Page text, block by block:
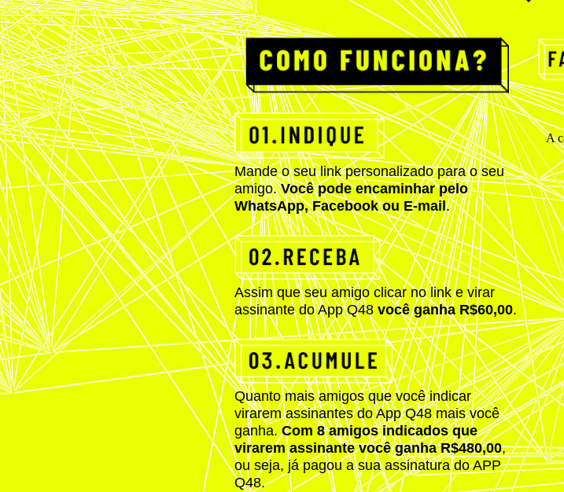
Mande o seu link personalizado para o seu
amigo.Você pode encaminhar pelo
WhatsApp, Facebook ou E-mail.
Assim que seu amigo clicar no link e virar
assinante do App Q48 você ganha R$60,00.
Quanto mais amigos que você indicar
virarem assinantes do App Q48 mais você
ganha.Com 8 amigos indicados que
virarem assinante você ganha R$480,00,
ou seja, já pagou a sua assinatura do APP
Q48.